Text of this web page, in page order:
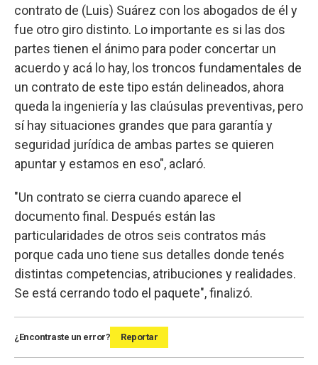
contrato de (Luis) Suárez con los abogados de él y
fue otro giro distinto. Lo importante es si las dos
partes tienen el ánimo para poder concertar un
acuerdo y acá lo hay, los troncos fundamentales de
un contrato de este tipo están delineados, ahora
queda la ingeniería y las claúsulas preventivas, pero
sí hay situaciones grandes que para garantía y
seguridad jurídica de ambas partes se quieren
apuntar y estamos en eso", aclaró.
"Un contrato se cierra cuando aparece el
documento final. Después están las
particularidades de otros seis contratos más
porque cada uno tiene sus detalles donde tenés
distintas competencias, atribuciones y realidades.
Se está cerrando todo el paquete", finalizó.
¿Encontraste un error? Reportar